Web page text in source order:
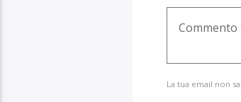
La tua email non